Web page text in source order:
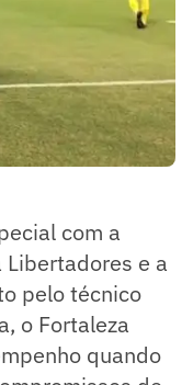
com a
e a
pelo técnico
o Fortaleza
quando